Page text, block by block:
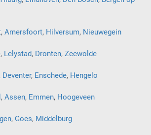
, Amersfoort, Hilversum, Nieuwegein
, Lelystad, Dronten, Zeewolde
Deventer, Enschede, Hengelo
, Assen, Emmen, Hoogeveen
, Goes, Middelburg